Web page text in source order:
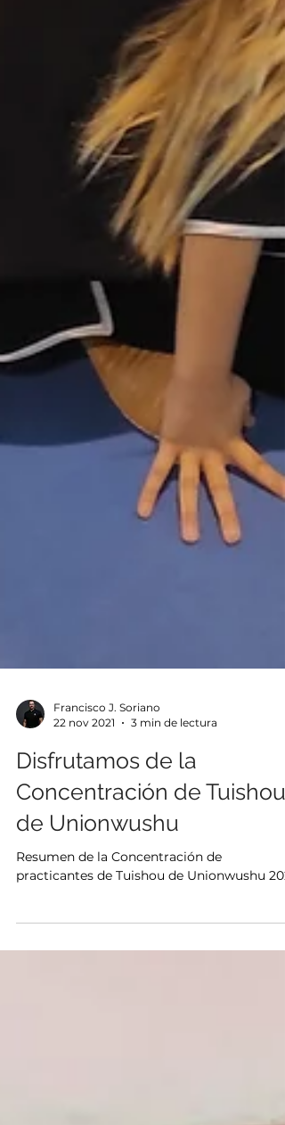
22 nov 2021
3 min de lectura
Disfrutamos de la
Concentración de Tuishou
Resumen de la Concentración de
practicantes de Tuishou de Unionwushu